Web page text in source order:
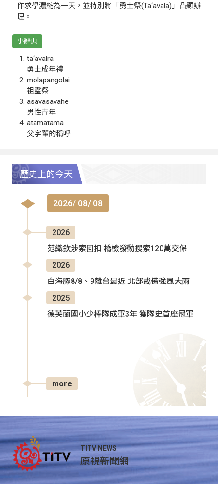
作求學濃縮為一天，並特別將「勇士祭(Ta‘avala)」凸顯辦
理。
小辭典
ta‘avalra
勇士成年禮
molapangolai
祖靈祭
asavasavahe
男性青年
atamatama
父字輩的稱呼
歷史上的今天
2026/ 08/ 08
2026
范織欽涉索回扣 橋檢發動搜索120萬交保
2026
白海豚8/8、9離台最近 北部戒備強風大雨
2025
德芙蘭國小少棒隊成軍3年 獲隊史首座冠軍
more
TITV NEWS
原視新聞網